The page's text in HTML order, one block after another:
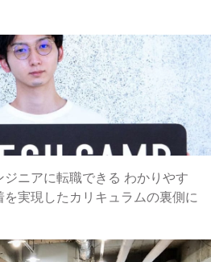
ニアに転職できる わかりやす
実現したカリキュラムの裏側に